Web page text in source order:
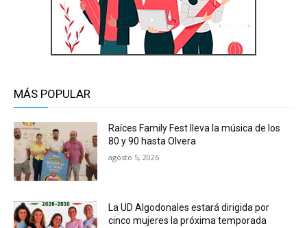
MÁS POPULAR
Raíces Family Fest lleva la música de los
80 y 90 hasta Olvera
agosto 5, 2026
La UD Algodonales estará dirigida por
cinco mujeres la próxima temporada